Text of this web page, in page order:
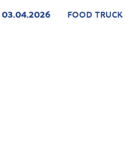
03.04.2026 FOOD TRUCK